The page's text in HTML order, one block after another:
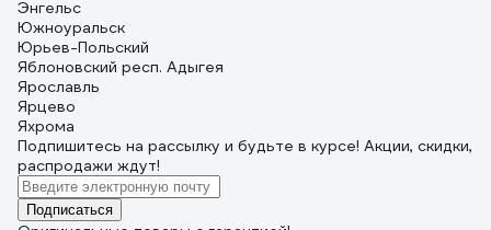
Энгельс
Южноуральск
Юрьев-Польский
Яблоновский респ. Адыгея
Ярославль
Ярцево
Яхрома
Подпишитесь на рассылку и будьте в курсе! Акции, скидки,
распродажи ждут!
Подписаться